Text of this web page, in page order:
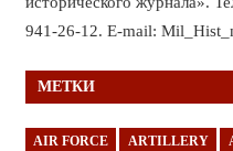
941-26-12. E-mail:
МЕТКИ
AIR FORCE ARTILLERY